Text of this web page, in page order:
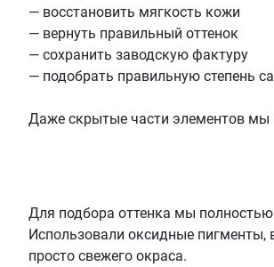
— восстановить мягкость кожи
— вернуть правильный оттенок
— сохранить заводскую фактуру
— подобрать правильную степень
Даже скрытые части элементов мы
Для подбора оттенка мы
Использовали оксидные пигменты,
просто свежего окраса.